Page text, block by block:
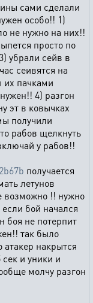
сами сделали
особо!! 1)
не нужно на них!!
просто по
убрали сейв в
сеивятся на
их пачками
4) разгон
эт в ковычках
получили
рабов щелкнуть
у рабов!!
получается
летунов
возможно !! нужно
бой начался
боя не потерпит
так было
накрытся
и уники и
молчу разгон